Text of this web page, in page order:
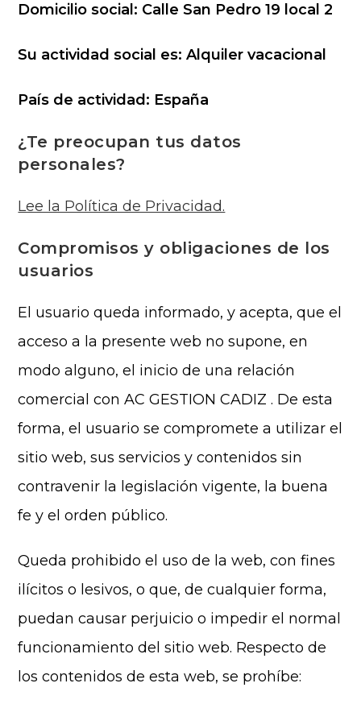
Domicilio social: Calle San Pedro 19 local 2
Su actividad social es: Alquiler vacacional
País de actividad: España
¿Te preocupan tus datos
personales?
Lee la Política de Privacidad.
Compromisos y obligaciones de los
usuarios
El usuario queda informado, y acepta, que el
acceso a la presente web no supone, en
modo alguno, el inicio de una relación
comercial con AC GESTION CADIZ . De esta
forma, el usuario se compromete a utilizar el
sitio web, sus servicios y contenidos sin
contravenir la legislación vigente, la buena
fe y el orden público.
Queda prohibido el uso de la web, con fines
ilícitos o lesivos, o que, de cualquier forma,
puedan causar perjuicio o impedir el normal
funcionamiento del sitio web. Respecto de
los contenidos de esta web, se prohíbe: